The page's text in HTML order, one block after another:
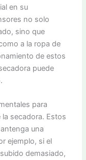
en su
no solo
sino que
a la ropa de
de estos
puede
para
secadora. Estos
una
ejemplo, si el
demasiado,